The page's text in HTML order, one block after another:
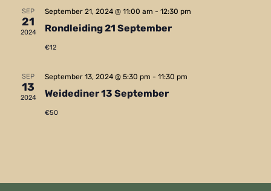
SEP
21
2024
September 21, 2024 @ 11:00 am - 12:30 pm
Rondleiding 21 September
€12
SEP
13
2024
September 13, 2024 @ 5:30 pm - 11:30 pm
Weidediner 13 September
€50